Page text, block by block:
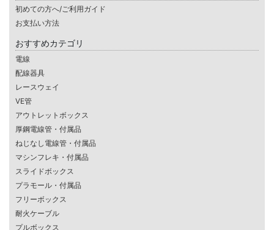
初めての方へ/ご利用ガイド
お支払い方法
おすすめカテゴリ
電線
配線器具
レースウェイ
VE管
アウトレットボックス
厚鋼電線管・付属品
ねじなし電線管・付属品
マシンフレキ・付属品
スライドボックス
プラモール・付属品
フリーボックス
耐火ケーブル
プルボックス